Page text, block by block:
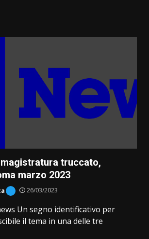
truccato,
marzo 2023
26/03/2023
Un segno identificativo per
il tema in una delle tre